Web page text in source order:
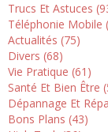
Trucs Et Astuces
Téléphonie Mobile
Actualités (75)
Divers (68)
Vie Pratique (61)
Santé Et Bien Être
Dépannage Et
Bons Plans (43)